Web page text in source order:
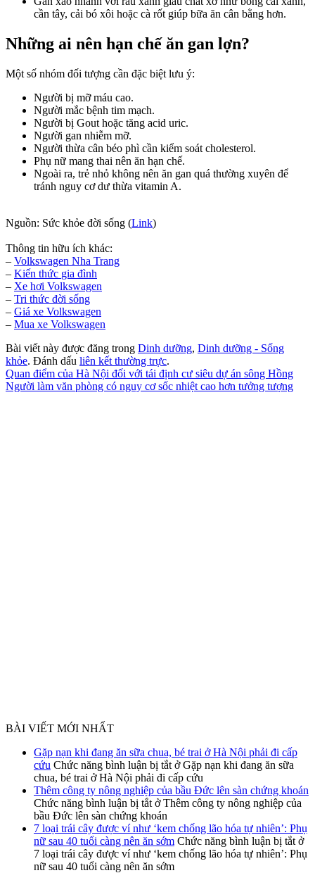
cần tây, cải bó xôi hoặc cà rốt giúp bữa ăn cân bằng hơn.
Những ai nên hạn chế ăn gan lợn?
Một số nhóm đối tượng cần đặc biệt lưu ý:
Người bị mỡ máu cao.
Người mắc bệnh tim mạch.
Người bị Gout hoặc tăng acid uric.
Người gan nhiễm mỡ.
Người thừa cân béo phì cần kiểm soát cholesterol.
Phụ nữ mang thai nên ăn hạn chế.
Ngoài ra, trẻ nhỏ không nên ăn gan quá thường xuyên để
tránh nguy cơ dư thừa vitamin A.
Nguồn: Sức khỏe đời sống (Link)
Thông tin hữu ích khác:
– Volkswagen Nha Trang
– Kiến thức gia đình
– Xe hơi Volkswagen
– Tri thức đời sống
– Giá xe Volkswagen
– Mua xe Volkswagen
Bài viết này được đăng trong Dinh dưỡng, Dinh dưỡng - Sống
khỏe. Đánh dấu liên kết thường trực.
Quan điểm của Hà Nội đối với tái định cư siêu dự án sông Hồng
Người làm văn phòng có nguy cơ sốc nhiệt cao hơn tưởng tượng
BÀI VIẾT MỚI NHẤT
Gặp nạn khi đang ăn sữa chua, bé trai ở Hà Nội phải đi cấp
cứu Chức năng bình luận bị tắt ở Gặp nạn khi đang ăn sữa
chua, bé trai ở Hà Nội phải đi cấp cứu
Thêm công ty nông nghiệp của bầu Đức lên sàn chứng khoán
Chức năng bình luận bị tắt ở Thêm công ty nông nghiệp của
bầu Đức lên sàn chứng khoán
7 loại trái cây được ví như ‘kem chống lão hóa tự nhiên’: Phụ
nữ sau 40 tuổi càng nên ăn sớm Chức năng bình luận bị tắt ở
7 loại trái cây được ví như ‘kem chống lão hóa tự nhiên’: Phụ
nữ sau 40 tuổi càng nên ăn sớm